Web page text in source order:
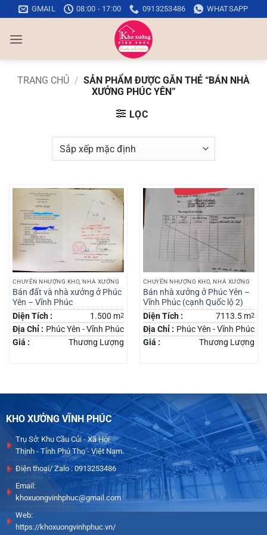
qua
nội
GMAIL 08:00 - 17:00 0913253486 WHATSAPP
TRANG CHỦ / SẢN PHẨM ĐƯỢC GẮN THẺ “BÁN NHÀ
XƯỞNG PHÚC YÊN”
LỌC
CHUYỂN NHƯỢNG KHO, NHÀ XƯỞNG
Bán đất và nhà xưởng ở Phúc
Yên – Vĩnh Phúc
Diện Tích :
1.500 m2
Địa Chỉ : Phúc Yên - Vĩnh Phúc
Giá :
Thương Lượng
CHUYỂN NHƯỢNG KHO, NHÀ XƯỞNG
Bán nhà xưởng ở Phúc Yên –
Vĩnh Phúc (cạnh Quốc lộ 2)
Diện Tích :
7113.5 m2
Địa Chỉ : Phúc Yên - Vĩnh Phúc
Giá :
Thương Lượng
KHO XƯỞNG VĨNH PHÚC
Trụ Sở: Khu Cầu Củi - Xã Hội
Thịnh - Tỉnh Phú Thọ - Việt Nam.
Điện thoại/ Zalo : 0913253486
Email:
khoxuongvinhphuc@gmail.com
Web:
https://khoxuongvinhphuc.vn/